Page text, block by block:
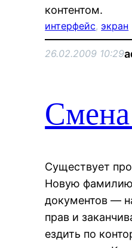
контентом.
интерфейс, экран
26.02.2009 10:29
Существует
Новую фамилию
документов —
прав и
ездить по